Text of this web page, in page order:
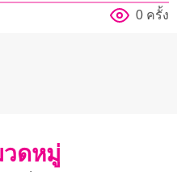
0 ครั้ง
ดหมู่